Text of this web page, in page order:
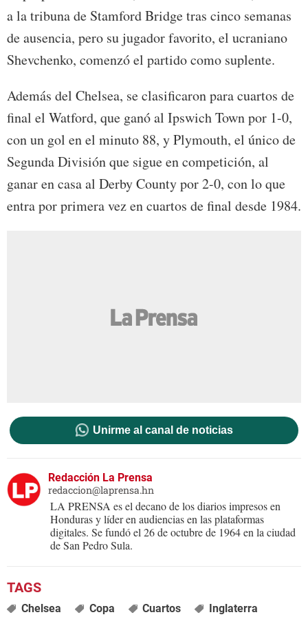
a la tribuna de Stamford Bridge tras cinco semanas
de ausencia, pero su jugador favorito, el ucraniano
Shevchenko, comenzó el partido como suplente.
Además del Chelsea, se clasificaron para cuartos de
final el Watford, que ganó al Ipswich Town por 1-0,
con un gol en el minuto 88, y Plymouth, el único de
Segunda División que sigue en competición, al
ganar en casa al Derby County por 2-0, con lo que
entra por primera vez en cuartos de final desde 1984.
Unirme al canal de noticias
Redacción La Prensa
redaccion@laprensa.hn
LA PRENSA es el decano de los diarios impresos en
Honduras y líder en audiencias en las plataformas
digitales. Se fundó el 26 de octubre de 1964 en la ciudad
de San Pedro Sula.
Chelsea Copa Cuartos
Inglaterra